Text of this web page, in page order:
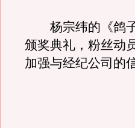
杨宗纬的《鸽子
颁奖典礼，粉丝动
加强与经纪公司的